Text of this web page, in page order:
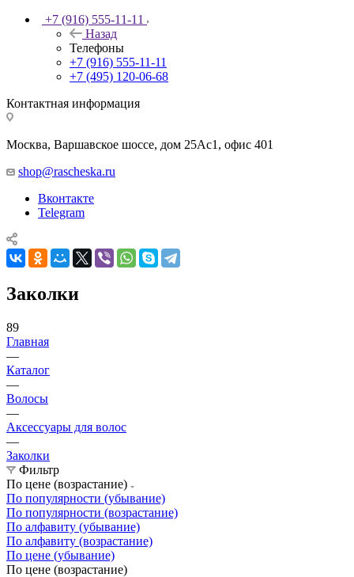
+7 (916) 555-11-11
Назад
Телефоны
+7 (916) 555-11-11
+7 (495) 120-06-68
Контактная информация
Москва, Варшавское шоссе, дом 25Аc1, офис 401
shop@rascheska.ru
Вконтакте
Telegram
Заколки
89
Главная
—
Каталог
—
Волосы
—
Аксессуары для волос
—
Заколки
Фильтр
По цене (возрастание)
По популярности (убывание)
По популярности (возрастание)
По алфавиту (убывание)
По алфавиту (возрастание)
По цене (убывание)
По цене (возрастание)